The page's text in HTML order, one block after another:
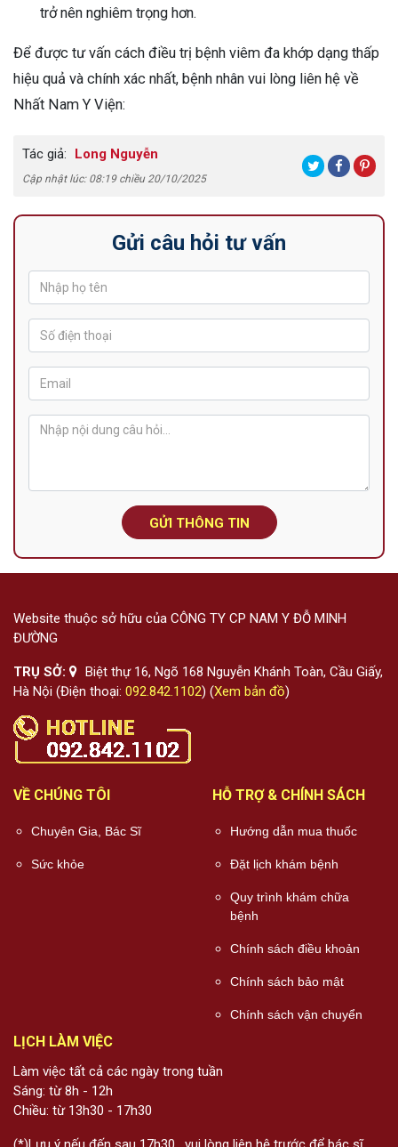
trở nên nghiêm trọng hơn.
Để được tư vấn cách điều trị bệnh viêm đa khớp dạng thấp
hiệu quả và chính xác nhất, bệnh nhân vui lòng liên hệ về
Nhất Nam Y Viện:
Tác giả: Long Nguyễn
Cập nhật lúc: 08:19 chiều 20/10/2025
Gửi câu hỏi tư vấn
GỬI THÔNG TIN
Website thuộc sở hữu của CÔNG TY CP NAM Y ĐỖ MINH
ĐƯỜNG
TRỤ SỞ:
Biệt thự 16, Ngõ 168 Nguyễn Khánh Toàn, Cầu Giấy,
Hà Nội (Điện thoại: 092.842.1102) (Xem bản đồ)
VỀ CHÚNG TÔI
Chuyên Gia, Bác Sĩ
Sức khỏe
HỖ TRỢ & CHÍNH SÁCH
Hướng dẫn mua thuốc
Đặt lịch khám bệnh
Quy trình khám chữa
bệnh
Chính sách điều khoản
Chính sách bảo mật
Chính sách vận chuyển
LỊCH LÀM VIỆC
Làm việc tất cả các ngày trong tuần
Sáng: từ 8h - 12h
Chiều: từ 13h30 - 17h30